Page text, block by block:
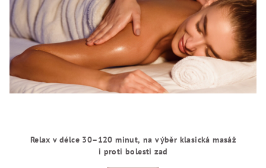
Relax v délce 30–120 minut, na výběr klasická masáž
i proti bolesti zad